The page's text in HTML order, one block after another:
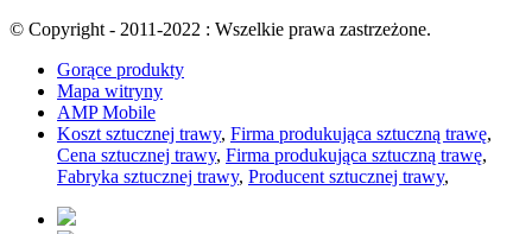
© Copyright - 2011-2022 : Wszelkie prawa zastrzeżone.
Gorące produkty
Mapa witryny
AMP Mobile
Koszt sztucznej trawy, Firma produkująca sztuczną trawę,
Cena sztucznej trawy, Firma produkująca sztuczną trawę,
Fabryka sztucznej trawy, Producent sztucznej trawy,